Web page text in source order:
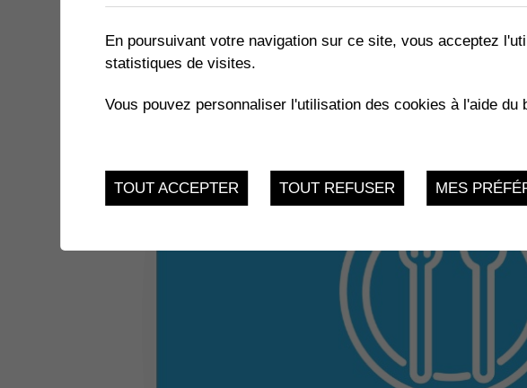
l'église 3, 1893 Muraz
Date 24.09.2026
Contact
079 410 57 59
En poursuivant votre navigation sur ce site, vous acceptez
statistiques de visites.
Vous pouvez personnaliser l'utilisation des cookies à l'aide du
TOUT ACCEPTER TOUT REFUSER MES